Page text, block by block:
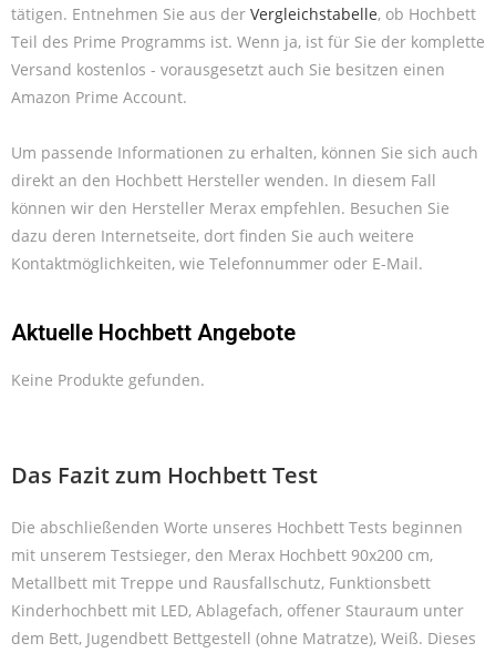
tätigen. Entnehmen Sie aus der Vergleichstabelle, ob Hochbett
Teil des Prime Programms ist. Wenn ja, ist für Sie der komplette
Versand kostenlos - vorausgesetzt auch Sie besitzen einen
Amazon Prime Account.
Um passende Informationen zu erhalten, können Sie sich auch
direkt an den Hochbett Hersteller wenden. In diesem Fall
können wir den Hersteller Merax empfehlen. Besuchen Sie
dazu deren Internetseite, dort finden Sie auch weitere
Kontaktmöglichkeiten, wie Telefonnummer oder E-Mail.
Aktuelle Hochbett Angebote
Keine Produkte gefunden.
Das Fazit zum Hochbett Test
Die abschließenden Worte unseres Hochbett Tests beginnen
mit unserem Testsieger, den Merax Hochbett 90x200 cm,
Metallbett mit Treppe und Rausfallschutz, Funktionsbett
Kinderhochbett mit LED, Ablagefach, offener Stauraum unter
dem Bett, Jugendbett Bettgestell (ohne Matratze), Weiß. Dieses